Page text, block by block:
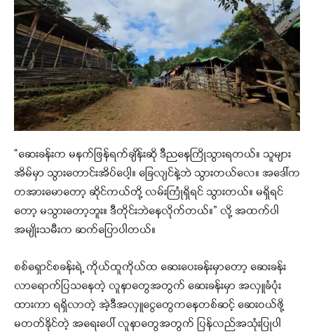
“ဆေးခန်းက မနက်ဖြန်ရက်ချိန်းဆို ဒီညနေကြိုသွားရတယ်။ သူများ
အိမ်မှာ သွားတောင်းအိပ်ပေါ့။ ခြေလျင်နဲ့ဘဲ သွားတယ်လေ။ အဒေါ်က
တအားမောတော့ ဆိုင်ကယ်တို့ လမ်းကြုံရှိရင် သွားတယ်။ မရှိရင်
တော့ မသွားတော့ဘူး။ ဒီတိုင်းဘဲနေလိုက်တယ်။” လို့ အထက်ပါ
အမျိုးသမီးက ဆက်ပြောပါတယ်။
စစ်ရှောင်စခန်းရဲ့ ကိုယ်ထူကိုယ်ထ ဆေးပေးခန်းမှာတော့ ဆေးခန်း
လာရောက်ပြသနေတဲ့ လူနာတွေအတွက် ဆေးခန်းမှာ အလှူခံပုံး
ထားကာ ရရှိလာတဲ့ အဲ့ဒီအလှူငွေတွေကနေတစ်ဆင့် ဆေးဝယ်ဖို့
မတတ်နိုင်တဲ့ အရေးပေါ် လူနာတွေအတွက် ပြန်လည်အသုံးပြုပါ